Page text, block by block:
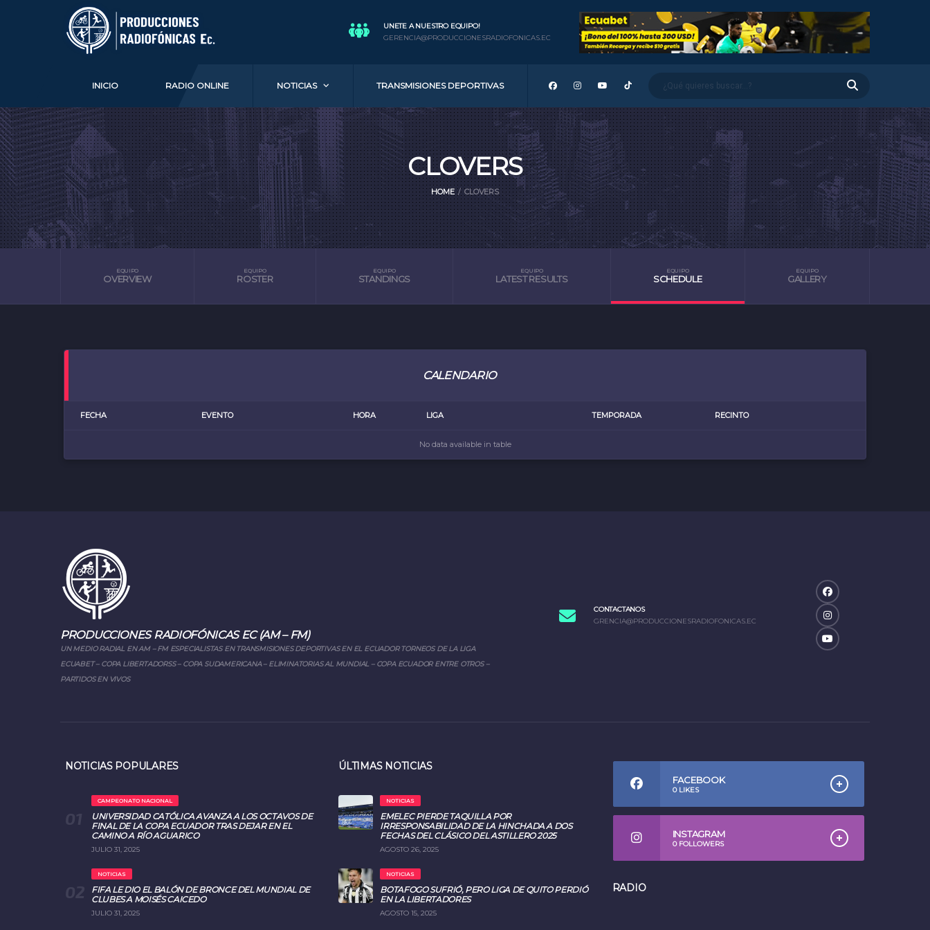
UNETE A NUESTRO EQUIPO!
GERENCIA@PRODUCCIONESRADIOFONICAS.EC
INICIO RADIO ONLINE NOTICIAS TRANSMISIONES DEPORTIVAS
CLOVERS
HOME CLOVERS
EQUIPO
OVERVIEW
EQUIPO
ROSTER
EQUIPO
STANDINGS
EQUIPO
LATEST RESULTS
EQUIPO
SCHEDULE
EQUIPO
GALLERY
CALENDARIO
FECHA EVENTO HORA LIGA TEMPORADA RECINTO
No data available in table
PRODUCCIONES RADIOFÓNICAS EC (AM – FM)
UN MEDIO RADIAL EN AM – FM ESPECIALISTAS EN TRANSMISIONES DEPORTIVAS EN EL ECUADOR TORNEOS DE LA LIGA
ECUABET – COPA LIBERTADORSS – COPA SUDAMERICANA – ELIMINATORIAS AL MUNDIAL – COPA ECUADOR ENTRE OTROS –
PARTIDOS EN VIVOS
CONTACTANOS
GRENCIA@PRODUCCIONESRADIOFONICAS.EC
NOTICIAS POPULARES
CAMPEONATO NACIONAL
UNIVERSIDAD CATÓLICA AVANZA A LOS OCTAVOS DE
FINAL DE LA COPA ECUADOR TRAS DEJAR EN EL
CAMINO A RÍO AGUARICO
JULIO 31, 2025
NOTICIAS
FIFA LE DIO EL BALÓN DE BRONCE DEL MUNDIAL DE
CLUBES A MOISÉS CAICEDO
JULIO 31, 2025
ÚLTIMAS NOTICIAS
NOTICIAS
EMELEC PIERDE TAQUILLA POR
IRRESPONSABILIDAD DE LA HINCHADA A DOS
FECHAS DEL CLÁSICO DEL ASTILLERO 2025
AGOSTO 26, 2025
NOTICIAS
BOTAFOGO SUFRIÓ, PERO LIGA DE QUITO PERDIÓ
EN LA LIBERTADORES
AGOSTO 15, 2025
FACEBOOK
0LIKES
INSTAGRAM
0FOLLOWERS
RADIO